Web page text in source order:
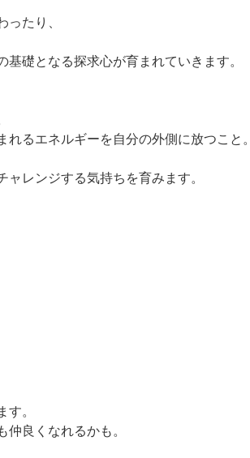
たり、
礎となる探求心が育まれていきます。
るエネルギーを自分の外側に放つこと。
レンジする気持ちを育みます。
。
良くなれるかも。